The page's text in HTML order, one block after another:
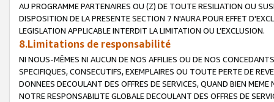
AU PROGRAMME PARTENAIRES OU (Z) DE TOUTE RESILIATION OU
DISPOSITION DE LA PRESENTE SECTION 7 N'AURA POUR EFFET
LEGISLATION APPLICABLE INTERDIT LA LIMITATION OU L’EXCLUSION.
8.Limitations de responsabilité
NI NOUS-MÊMES NI AUCUN DE NOS AFFILIES OU DE NOS
SPECIFIQUES, CONSECUTIFS, EXEMPLAIRES OU TOUTE PERTE DE
DONNEES DECOULANT DES OFFRES DE SERVICES, QUAND BIEN
NOTRE RESPONSABILITE GLOBALE DECOULANT DES OFFRES DE